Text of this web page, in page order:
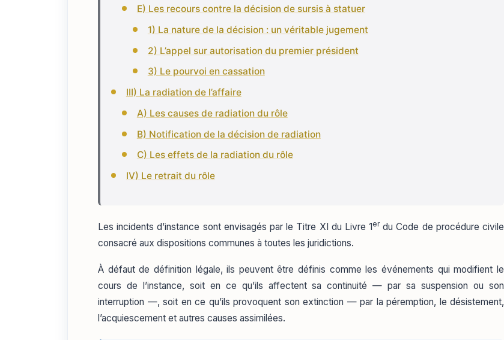
E) Les recours contre la décision de sursis à statuer
1) La nature de la décision : un véritable jugement
2) L’appel sur autorisation du premier président
3) Le pourvoi en cassation
III) La radiation de l’affaire
A) Les causes de radiation du rôle
B) Notification de la décision de radiation
C) Les effets de la radiation du rôle
IV) Le retrait du rôle
Les incidents d’instance sont envisagés par le Titre XI du Livre 1er du Code de procédure civile
consacré aux dispositions communes à toutes les juridictions.
À défaut de définition légale, ils peuvent être définis comme les événements qui modifient le
cours de l’instance, soit en ce qu’ils affectent sa continuité — par sa suspension ou son
interruption —, soit en ce qu’ils provoquent son extinction — par la péremption, le désistement,
l’acquiescement et autres causes assimilées.